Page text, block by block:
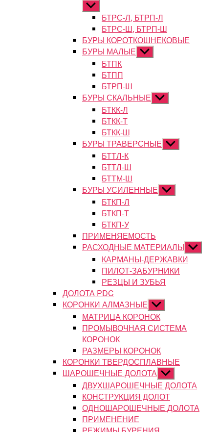
Показывать
подменюБТРС-Л, БТРП-Л
БТРС-Ш, БТРП-Ш
БУРЫ КОРОТКОШНЕКОВЫЕ
БУРЫ МАЛЫЕ Показывать
подменю
БТПК
БТПП
БТРП-Ш
БУРЫ СКАЛЬНЫЕ Показывать
подменю
БТКК-Л
БТКК-Т
БТКК-Ш
БУРЫ ТРАВЕРСНЫЕ Показывать
подменю
БТТЛ-К
БТТЛ-Ш
БТТМ-Ш
БУРЫ УСИЛЕННЫЕ Показывать
подменю
БТКП-Л
БТКП-Т
БТКП-У
ПРИМЕНЯЕМОСТЬ
РАСХОДНЫЕ МАТЕРИАЛЫ
подменю
КАРМАНЫ-ДЕРЖАВКИ
ПИЛОТ-ЗАБУРНИКИ
РЕЗЦЫ И ЗУБЬЯ
ДОЛОТА PDC
КОРОНКИ АЛМАЗНЫЕ Показывать
подменю
МАТРИЦА КОРОНОК
ПРОМЫВОЧНАЯ СИСТЕМА
КОРОНОК
РАЗМЕРЫ КОРОНОК
КОРОНКИ ТВЕРДОСПЛАВНЫЕ
ШАРОШЕЧНЫЕ ДОЛОТА Показывать
подменю
ДВУХШАРОШЕЧНЫЕ ДОЛОТА
КОНСТРУКЦИЯ ДОЛОТ
ОДНОШАРОШЕЧНЫЕ ДОЛОТА
ПРИМЕНЕНИЕ